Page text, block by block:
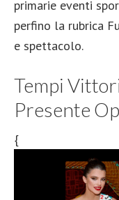
primarie eventi
perfino la rubrica
e spettacolo.
Tempi
Presente
{